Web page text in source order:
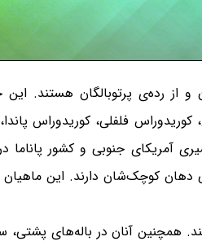
فلفلی، کوریدوراس
آمریکای جنوبی و کشور پاناما
همچنین آنان ۱ یا ۲ جفت سبیلک در نزدیکی دهان
همچنین آنان در باله‌های